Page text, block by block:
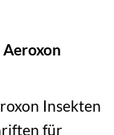
Insekten
für